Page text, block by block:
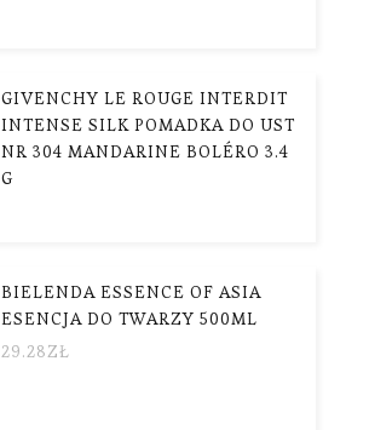
GIVENCHY LE ROUGE INTERDIT
INTENSE SILK POMADKA DO UST
NR 304 MANDARINE BOLÉRO 3.4
G
BIELENDA ESSENCE OF ASIA
ESENCJA DO TWARZY 500ML
29.28ZŁ